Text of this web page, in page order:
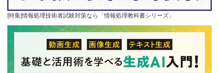
[特集]情報処理技術者試験対策なら「情報処理教科書シリーズ」